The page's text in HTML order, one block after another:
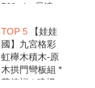
500ml＊易清
童美勞.親子部
落客推薦
TOP 5【娃娃
國】九宮格彩
虹櫸木積木-原
木拱門彎板組 *
華德福 * 建構